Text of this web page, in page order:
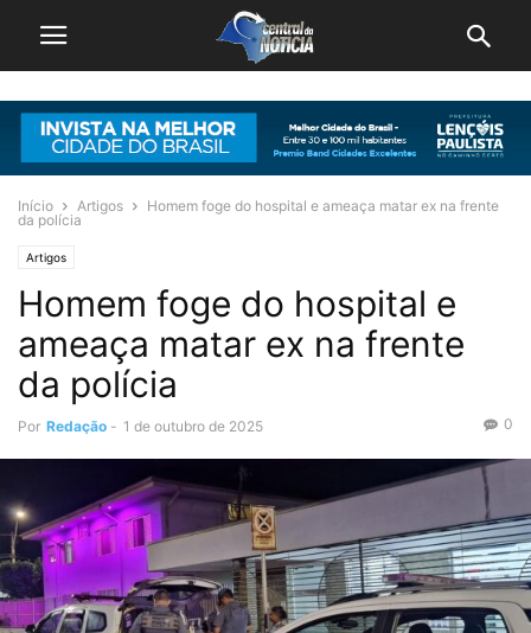
Início Artigos
Homem foge do hospital e ameaça matar ex na frente
da polícia
Artigos
Homem foge do hospital e
ameaça matar ex na frente
da polícia
Por Redação - 1 de outubro de 2025 0